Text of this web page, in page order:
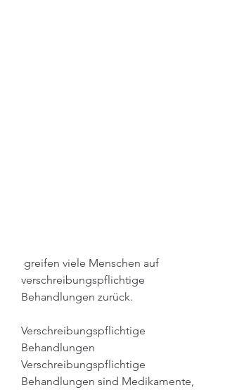
verschreibungspflichtige
Behandlungen zurück.
Verschreibungspflichtige
Behandlungen
Verschreibungspflichtige
Behandlungen sind Medikamente,